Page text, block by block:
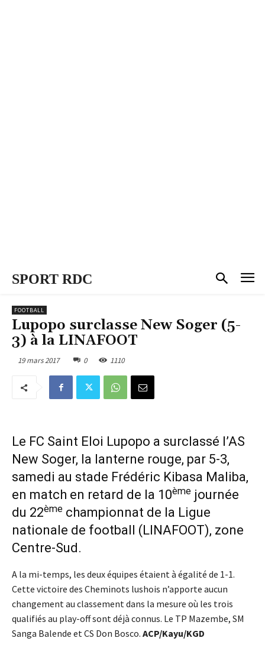
SPORT RDC
FOOTBALL
Lupopo surclasse New Soger (5-
3) à la LINAFOOT
19 mars 2017 0 1110
Le FC Saint Eloi Lupopo a surclassé l’AS
New Soger, la lanterne rouge, par 5-3,
samedi au stade Frédéric Kibasa Maliba,
en match en retard de la 10ème journée
du 22ème championnat de la Ligue
nationale de football (LINAFOOT), zone
Centre-Sud.
A la mi-temps, les deux équipes étaient à égalité de 1-1.
Cette victoire des Cheminots lushois n’apporte aucun
changement au classement dans la mesure où les trois
qualifiés au play-off sont déjà connus. Le TP Mazembe, SM
Sanga Balende et CS Don Bosco. ACP/Kayu/KGD